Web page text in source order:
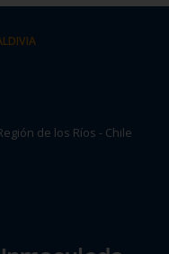
de los Ríos - Chile